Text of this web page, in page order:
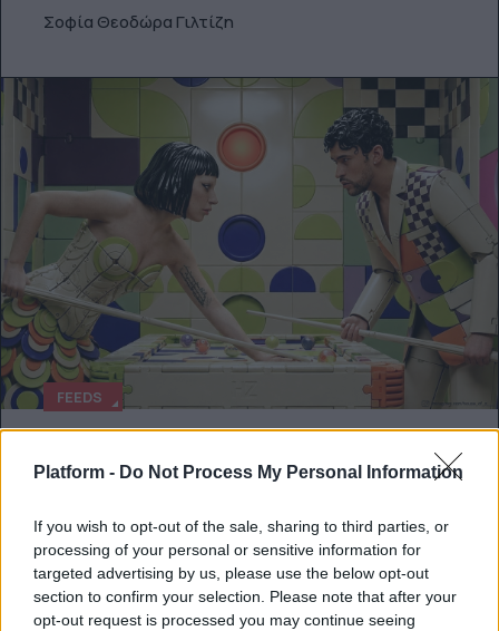
Platform - Do Not Process My Personal Information
If you wish to opt-out of the sale, sharing to third parties, or
processing of your personal or sensitive information for
targeted advertising by us, please use the below opt-out
section to confirm your selection. Please note that after your
opt-out request is processed you may continue seeing
Σοφία Θεοδώρα Γιλτίζη
FEEDS
asap
Επειδή τον Αύγουστο δεν χρειάζεσαι
τίποτα περισσότερο από αντηλιακό και
καλό feed.